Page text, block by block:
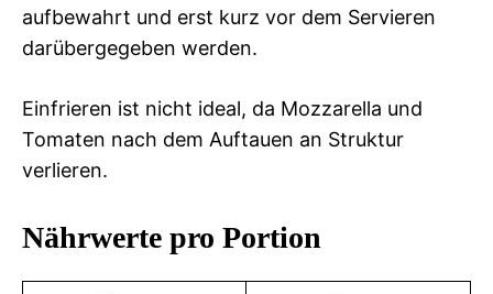
aufbewahrt und erst kurz vor dem Servieren
darübergegeben werden.
Einfrieren ist nicht ideal, da Mozzarella und
Tomaten nach dem Auftauen an Struktur
verlieren.
Nährwerte pro Portion